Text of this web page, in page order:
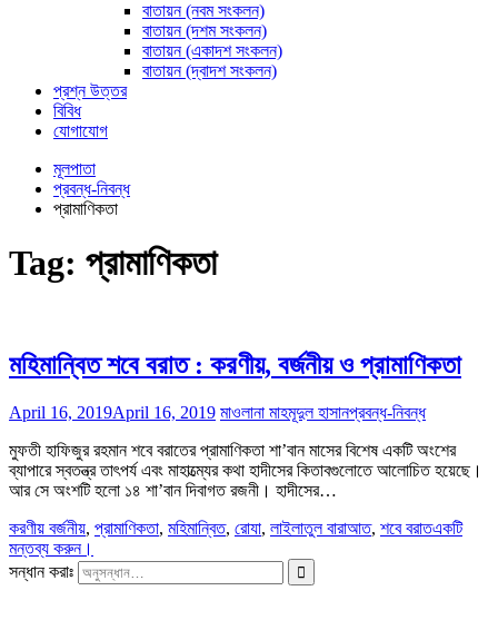
বাতায়ন (নবম সংকলন)
বাতায়ন (দশম সংকলন)
বাতায়ন (একাদশ সংকলন)
বাতায়ন (দ্বাদশ সংকলন)
প্রশ্ন উত্তর
বিবিধ
যোগাযোগ
মূলপাতা
প্রবন্ধ-নিবন্ধ
প্রামাণিকতা
Tag: প্রামাণিকতা
মহিমান্বিত শবে বরাত : করণীয়, বর্জনীয় ও প্রামাণিকতা
April 16, 2019April 16, 2019 মাওলানা মাহমূদুল হাসানপ্রবন্ধ-নিবন্ধ
মুফতী হাফিজুর রহমান শবে বরাতের প্রামাণিকতা শা’বান মাসের বিশেষ একটি অংশের
ব্যাপারে স্বতন্ত্র তাৎপর্য এবং মাহাত্ম্যের কথা হাদীসের কিতাবগুলোতে আলোচিত হয়েছে।
আর সে অংশটি হলো ১৪ শা’বান দিবাগত রজনী। হাদীসের…
করণীয় বর্জনীয়, প্রামাণিকতা, মহিমান্বিত, রোযা, লাইলাতুল বারাআত, শবে বরাতএকটি
মন্তব্য করুন।
সন্ধান করাঃ